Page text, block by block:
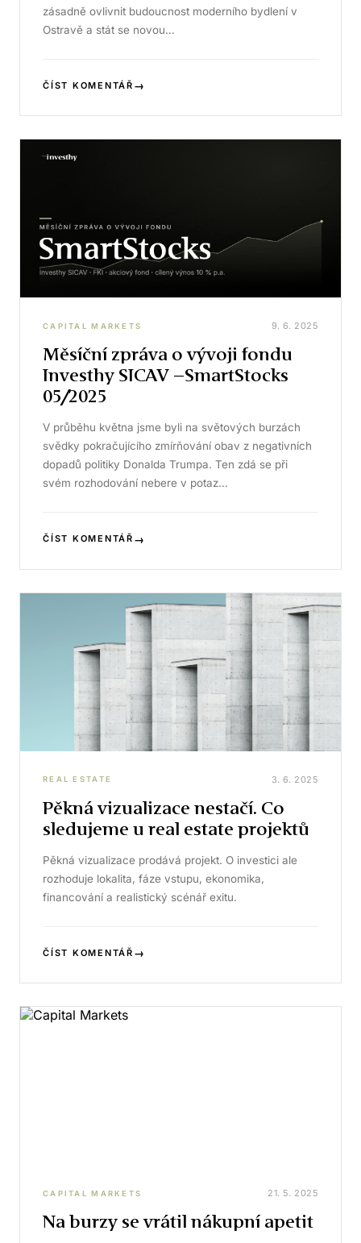
zásadně ovlivnit budoucnost moderního bydlení v
Ostravě a stát se novou…
ČÍST KOMENTÁŘ →
CAPITAL MARKETS 9. 6. 2025
Měsíční zpráva o vývoji fondu
Investhy SICAV –SmartStocks
05/2025
V průběhu května jsme byli na světových burzách
svědky pokračujícího zmírňování obav z negativních
dopadů politiky Donalda Trumpa. Ten zdá se při
svém rozhodování nebere v potaz…
ČÍST KOMENTÁŘ →
REAL ESTATE 3. 6. 2025
Pěkná vizualizace nestačí. Co
sledujeme u real estate projektů
Pěkná vizualizace prodává projekt. O investici ale
rozhoduje lokalita, fáze vstupu, ekonomika,
financování a realistický scénář exitu.
ČÍST KOMENTÁŘ →
CAPITAL MARKETS 21. 5. 2025
Na burzy se vrátil nákupní apetit